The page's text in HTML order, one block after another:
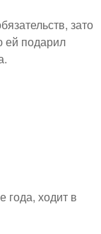
зато
ей подарил
года, ходит в